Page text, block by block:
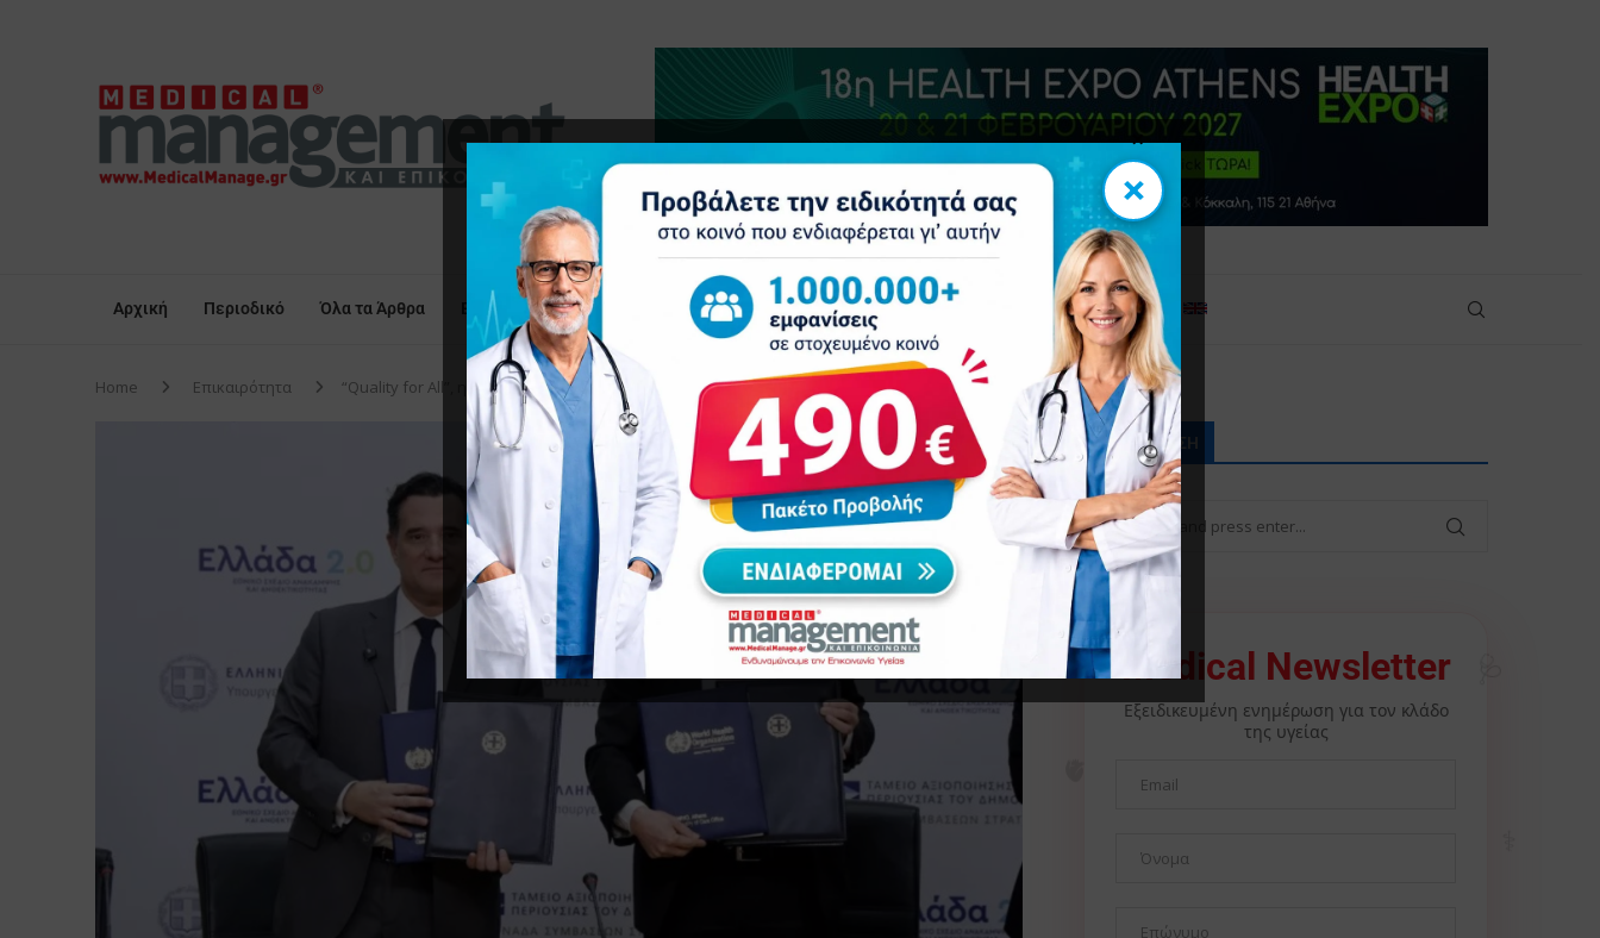
Αρχική Περιοδικό Όλα τα Άρθρα Επικαιρότητα Δελτία Τύπου Προβολή Ιατρού Επικοινωνία
Home Επικαιρότητα “Quality for All”, η νέα πλατφόρμα για τις υπηρεσίες υγείας στην Ελλάδα
ΑΝΑΖΉΤΗΣΗ
Medical Newsletter
Εξειδικευμένη ενημέρωση για τον κλάδο
της υγείας
×
×